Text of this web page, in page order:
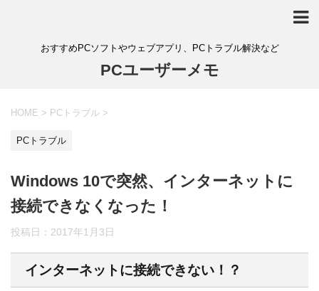
おすすめPCソフトやウェブアプリ、PCトラブル解決など
PCユーザーメモ
HOME > PCトラブル >
PCトラブル
Windows 10で突然、インターネットに
接続できなくなった！
投稿日： 2017年1月3日
インターネットに接続できない！？